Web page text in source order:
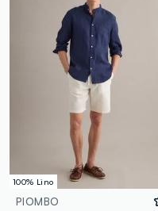
100% Lino
PIOMBO